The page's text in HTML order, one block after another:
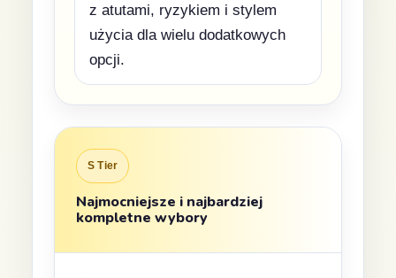
z atutami, ryzykiem i stylem
użycia dla wielu dodatkowych
opcji.
S Tier
Najmocniejsze i najbardziej
kompletne wybory